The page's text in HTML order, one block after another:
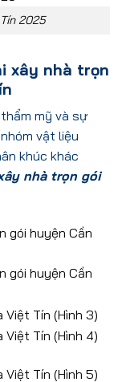
2025
xây nhà trọn
mỹ và sự
vật liệu
khúc khác
nhà trọn gói